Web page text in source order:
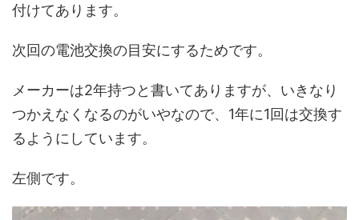
付けてあります。
次回の電池交換の目安にするためです。
メーカーは2年持つと書いてありますが、いきなり
つかえなくなるのがいやなので、1年に1回は交換す
るようにしています。
左側です。